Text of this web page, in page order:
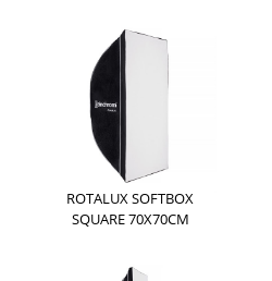
ROTALUX SOFTBOX
SQUARE 70X70CM